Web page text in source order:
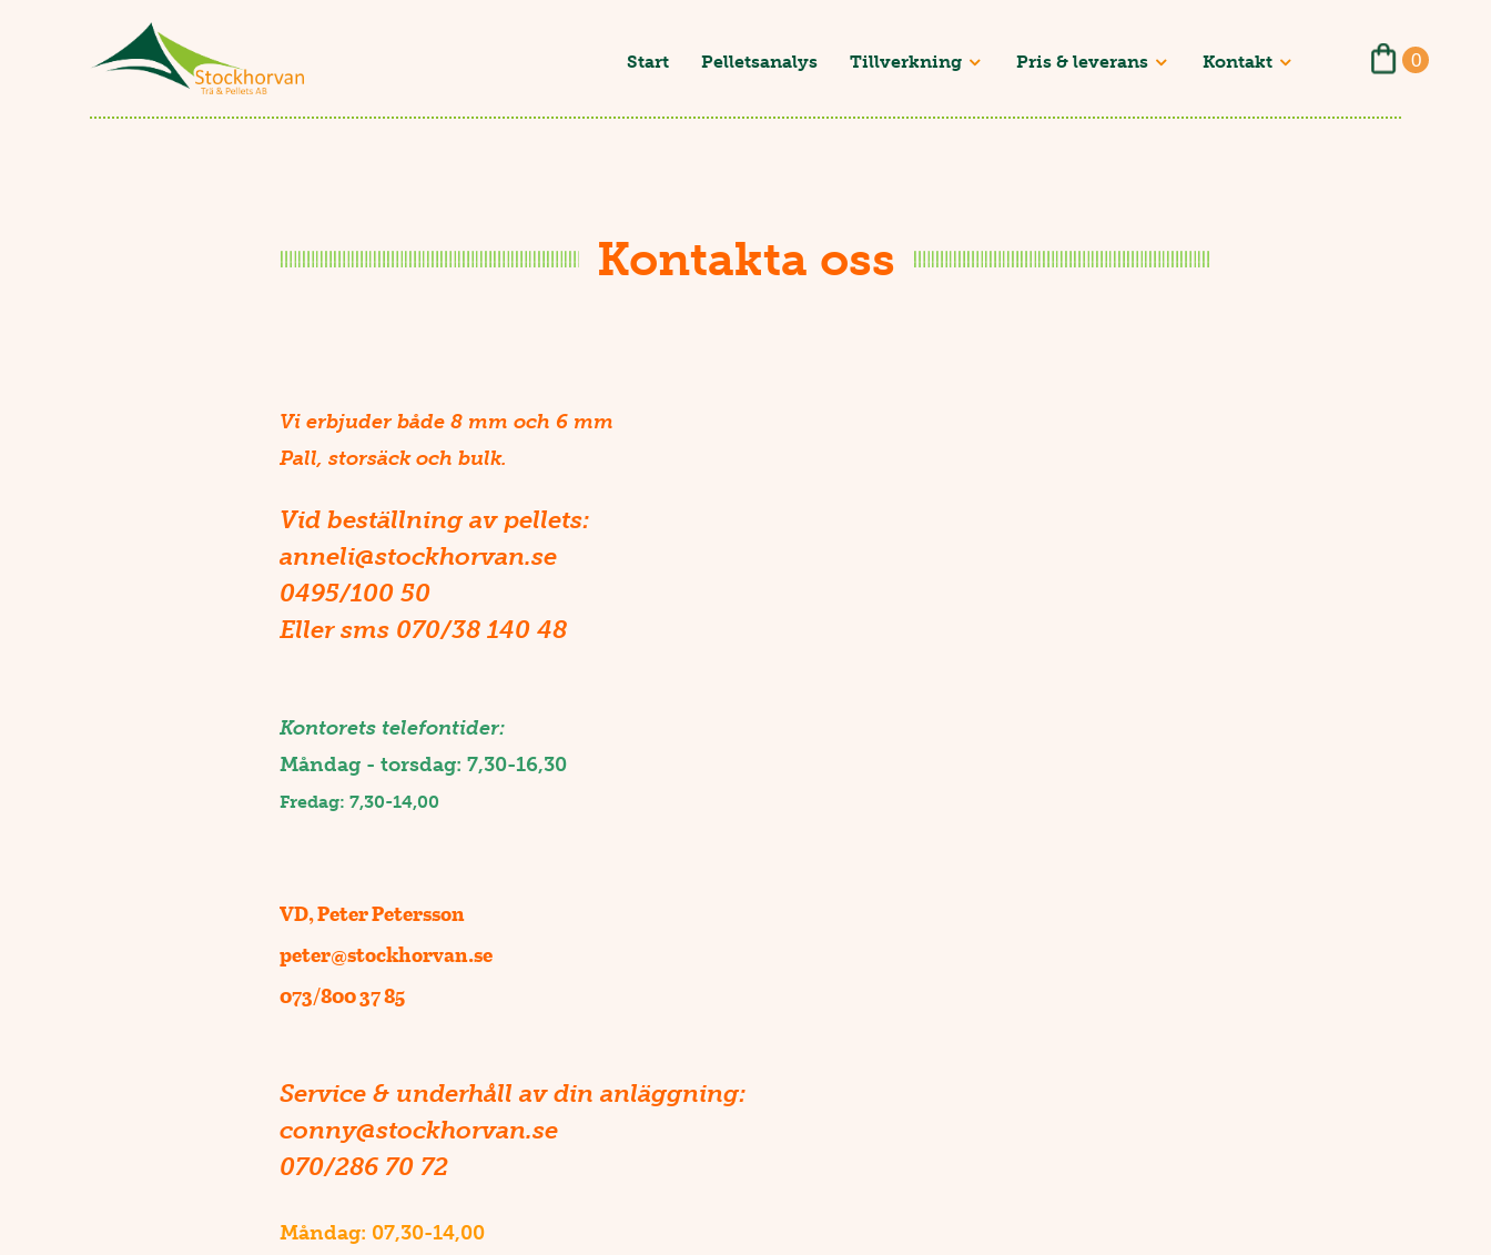
Start Pelletsanalys Tillverkning Pris & leverans Kontakt 0
Kontakta oss
Vi erbjuder både 8 mm och 6 mm
Pall, storsäck och bulk.
Vid beställning av pellets:
anneli@stockhorvan.se
0495/100 50
Eller sms 070/38 140 48
Kontorets telefontider:
Måndag - torsdag: 7,30-16,30
Fredag: 7,30-14,00
VD, Peter Petersson
peter@stockhorvan.se
073/800 37 85
Service & underhåll av din anläggning:
conny@stockhorvan.se
070/286 70 72
Måndag: 07,30-14,00